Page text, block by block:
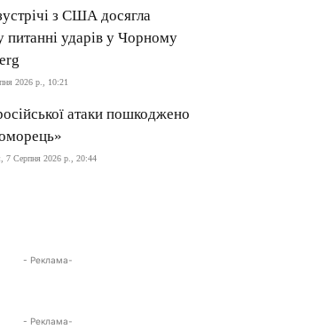
з США досягла
питанні ударів у Чорному
2026 р., 10:21
атаки пошкоджено
7 Серпня 2026 р., 20:44
- Реклама-
- Реклама-